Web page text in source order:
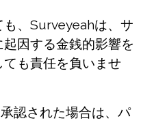
、Surveyeahは、サ
因する金銭的影響を
も責任を負いませ
認された場合は、パ